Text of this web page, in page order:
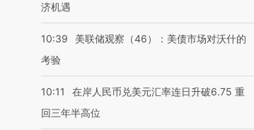
济机遇
10:39
美联储观察（46）：美债市场对沃什的
考验
10:11
在岸人民币兑美元汇率连日升破6.75 重
回三年半高位